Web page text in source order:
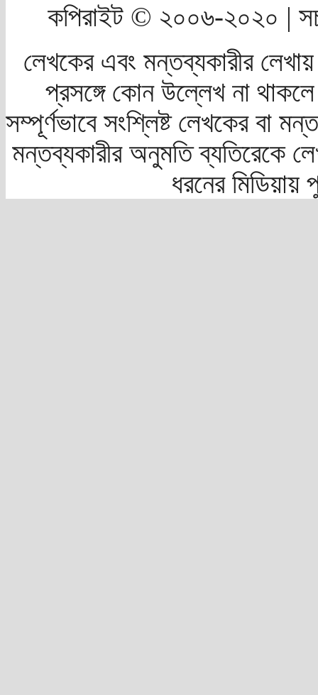
কপিরাইট © ২০০৬-২০২০ |
লেখকের এবং মন্তব্যকারীর
প্রসঙ্গে কোন উল্লেখ না
সম্পূর্ণভাবে সংশ্লিষ্ট লেখকের বা
মন্তব্যকারীর অনুমতি ব্যতিরেকে
ধরনের মিডিয়ায়